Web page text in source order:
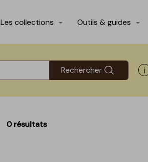
Les collections Outils & guides
Rechercher
0 résultats